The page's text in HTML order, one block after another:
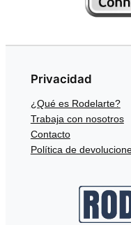
Privacidad
¿Qué es Rodelarte?
Trabaja con nosotros
Contacto
Política de